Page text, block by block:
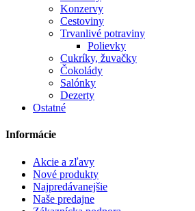
Konzervy
Cestoviny
Trvanlivé potraviny
Polievky
Cukríky, žuvačky
Čokolády
Salónky
Dezerty
Ostatné
Informácie
Akcie a zľavy
Nové produkty
Najpredávanejšie
Naše predajne